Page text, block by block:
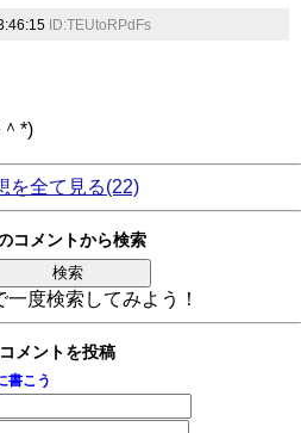
ID:TEUtoRPdFs
*)
を全て見る(22)
コメントから検索
度検索してみよう！
メントを投稿
書こう